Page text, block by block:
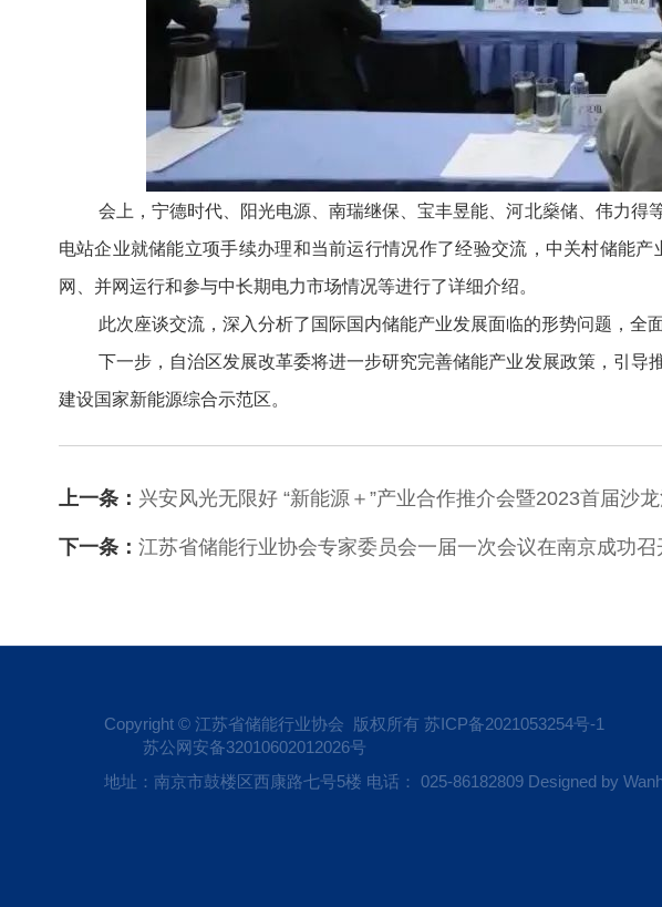
会上，宁德时代、阳光电源、南瑞继保、宝丰昱能、河北燊储、伟力
电站企业就储能立项手续办理和当前运行情况作了经验交流，中关村储能
网、并网运行和参与中长期电力市场情况等进行了详细介绍。
此次座谈交流，深入分析了国际国内储能产业发展面临的形势问题，
下一步，自治区发展改革委将进一步研究完善储能产业发展政策，引
建设国家新能源综合示范区。
上一条： 兴安风光无限好 “新能源＋”产业合作推介会暨2023首届沙龙
下一条： 江苏省储能行业协会专家委员会一届一次会议在南京成功召
Copyright © 江苏省储能行业协会 版权所有苏ICP备2021053254号-1
苏公网安备32010602012026号
地址：南京市鼓楼区西康路七号5楼 电话： 025-86182809 Designed by